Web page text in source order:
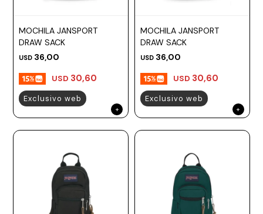
MOCHILA JANSPORT
DRAW SACK
USD 36,00
USD 30,60
Exclusivo web
MOCHILA JANSPORT
DRAW SACK
USD 36,00
USD 30,60
Exclusivo web